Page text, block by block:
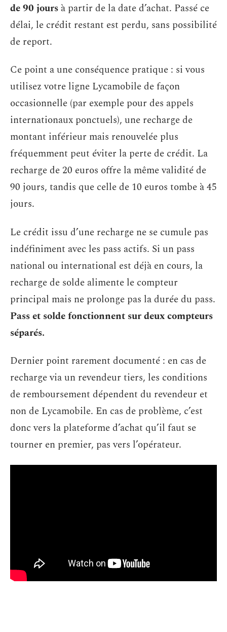
de 90 jours à partir de la date d’achat. Passé ce
délai, le crédit restant est perdu, sans possibilité
de report.
Ce point a une conséquence pratique : si vous
utilisez votre ligne Lycamobile de façon
occasionnelle (par exemple pour des appels
internationaux ponctuels), une recharge de
montant inférieur mais renouvelée plus
fréquemment peut éviter la perte de crédit. La
recharge de 20 euros offre la même validité de
90 jours, tandis que celle de 10 euros tombe à 45
jours.
Le crédit issu d’une recharge ne se cumule pas
indéfiniment avec les pass actifs. Si un pass
national ou international est déjà en cours, la
recharge de solde alimente le compteur
principal mais ne prolonge pas la durée du pass.
Pass et solde fonctionnent sur deux compteurs
séparés.
Dernier point rarement documenté : en cas de
recharge via un revendeur tiers, les conditions
de remboursement dépendent du revendeur et
non de Lycamobile. En cas de problème, c’est
donc vers la plateforme d’achat qu’il faut se
tourner en premier, pas vers l’opérateur.